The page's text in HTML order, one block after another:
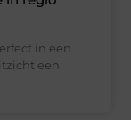
in een
een